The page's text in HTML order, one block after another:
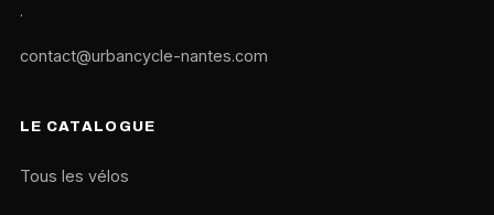
·
contact@urbancycle-nantes.com
LE CATALOGUE
Tous les vélos